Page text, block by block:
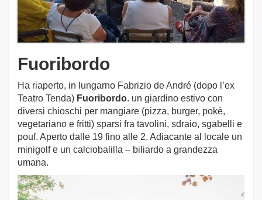
Fuoribordo
Ha riaperto, in lungarno Fabrizio de André (dopo l’ex
Teatro Tenda) Fuoribordo. un giardino estivo con
diversi chioschi per mangiare (pizza, burger, pokè,
vegetariano e fritti) sparsi fra tavolini, sdraio, sgabelli e
pouf. Aperto dalle 19 fino alle 2. Adiacante al locale un
minigolf e un calciobalilla – biliardo a grandezza
umana.